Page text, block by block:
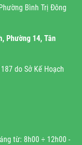
Bình Trị Đông
Phường 14, Tân
do Sở Kế Hoạch
từ: 8h00 ÷ 12h00 -